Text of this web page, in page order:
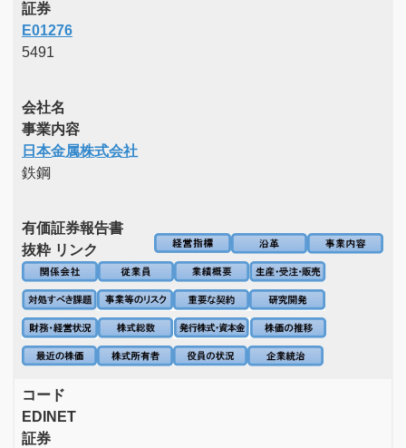
証券
E01276
5491
会社名
事業内容
日本金属株式会社
鉄鋼
有価証券報告書
抜粋 リンク
コード
EDINET
証券